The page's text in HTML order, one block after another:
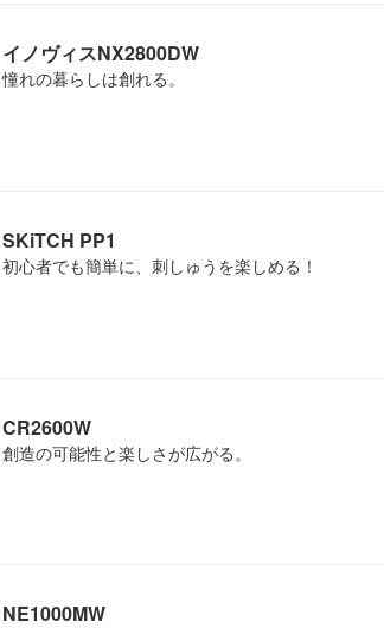
イノヴィスNX2800DW
憧れの暮らしは創れる。
SKiTCH PP1
初心者でも簡単に、刺しゅうを楽しめる！
CR2600W
創造の可能性と楽しさが広がる。
NE1000MW